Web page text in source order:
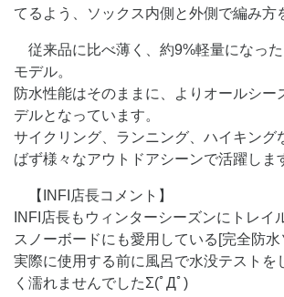
てるよう、ソックス内側と外側で編み方
従来品に比べ薄く、約9%軽量になっ
モデル。
防水性能はそのままに、よりオールシー
デルとなっています。
サイクリング、ランニング、ハイキング
ばず様々なアウトドアシーンで活躍しま
【INFI店長コメント】
INFI店長もウィンターシーズンにトレイ
スノーボードにも愛用している[完全防水
実際に使用する前に風呂で水没テストを
く濡れませんでしたΣ(ﾟДﾟ)